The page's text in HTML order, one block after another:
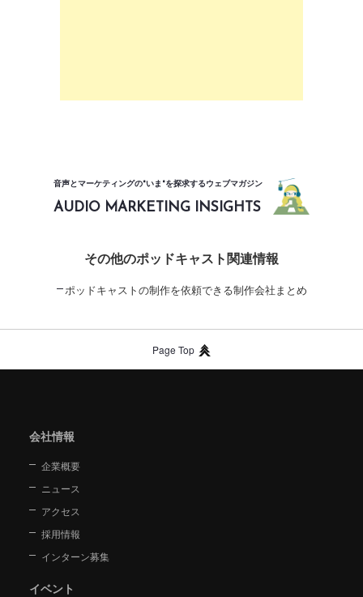
音声とマーケティングの"いま"を探求するウェブマガジン
AUDIO MARKETING INSIGHTS
その他のポッドキャスト関連情報
ポッドキャストの制作を依頼できる制作会社まとめ
Page Top
会社情報
企業概要
ニュース
アクセス
採用情報
インターン募集
イベント